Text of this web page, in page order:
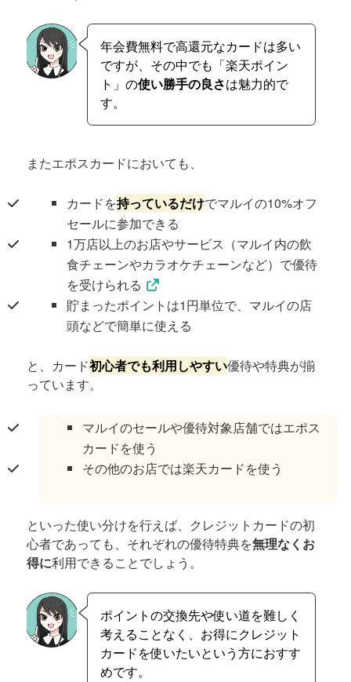
年会費無料で高還元なカードは多い
ですが、その中でも「楽天ポイン
ト」の使い勝手の良さは魅力的で
す。
またエポスカードにおいても、
カードを持っているだけでマルイの10%オフ
セールに参加できる
1万店以上のお店やサービス（マルイ内の飲
食チェーンやカラオケチェーンなど）で優待
を受けられる
貯まったポイントは1円単位で、マルイの店
頭などで簡単に使える
と、カード初心者でも利用しやすい優待や特典が揃
っています。
マルイのセールや優待対象店舗ではエポス
カードを使う
その他のお店では楽天カードを使う
といった使い分けを行えば、クレジットカードの初
心者であっても、それぞれの優待特典を無理なくお
得に利用できることでしょう。
ポイントの交換先や使い道を難しく
考えることなく、お得にクレジット
カードを使いたいという方におすす
めです。